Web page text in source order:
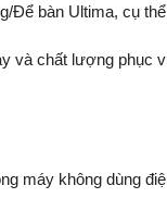
Để bàn Ultima, cụ thể
chất lượng phục
máy không dùng